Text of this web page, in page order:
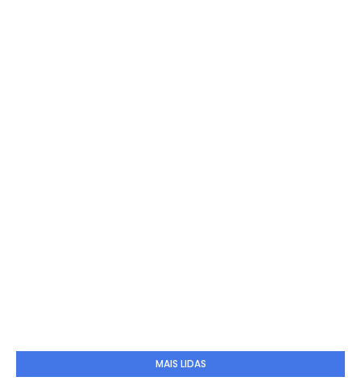
MAIS LIDAS